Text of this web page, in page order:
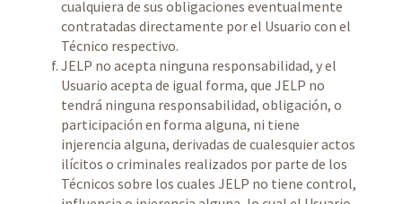
cualquiera de sus obligaciones eventualmente
contratadas directamente por el Usuario con el
Técnico respectivo.
JELP no acepta ninguna responsabilidad, y el
Usuario acepta de igual forma, que JELP no
tendrá ninguna responsabilidad, obligación, o
participación en forma alguna, ni tiene
injerencia alguna, derivadas de cualesquier actos
ilícitos o criminales realizados por parte de los
Técnicos sobre los cuales JELP no tiene control,